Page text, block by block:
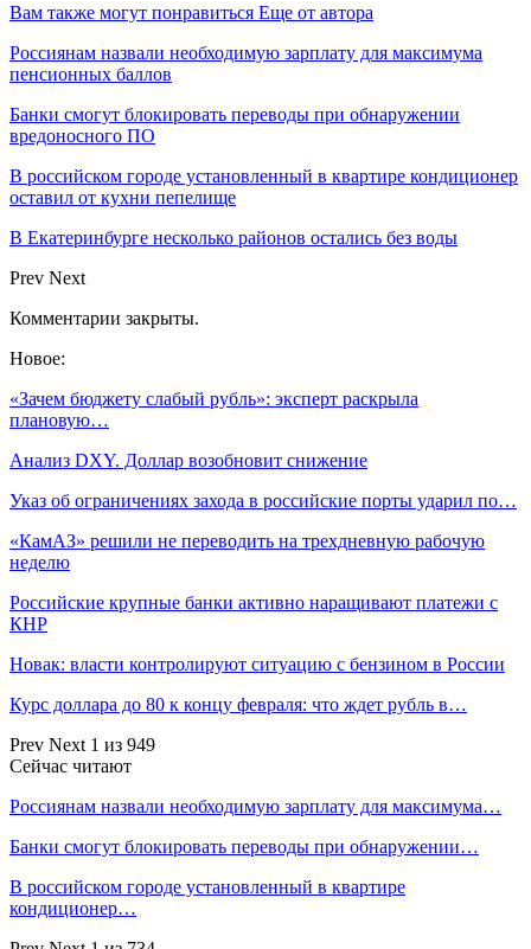
Вам также могут понравиться Еще от автора
Россиянам назвали необходимую зарплату для максимума
пенсионных баллов
Банки смогут блокировать переводы при обнаружении
вредоносного ПО
В российском городе установленный в квартире кондиционер
оставил от кухни пепелище
В Екатеринбурге несколько районов остались без воды
Prev Next
Комментарии закрыты.
Новое:
«Зачем бюджету слабый рубль»: эксперт раскрыла
плановую…
Анализ DXY. Доллар возобновит снижение
Указ об ограничениях захода в российские порты ударил по…
«КамАЗ» решили не переводить на трехдневную рабочую
неделю
Российские крупные банки активно наращивают платежи с
КНР
Новак: власти контролируют ситуацию с бензином в России
Курс доллара до 80 к концу февраля: что ждет рубль в…
Prev Next 1 из 949
Сейчас читают
Россиянам назвали необходимую зарплату для максимума…
Банки смогут блокировать переводы при обнаружении…
В российском городе установленный в квартире
кондиционер…